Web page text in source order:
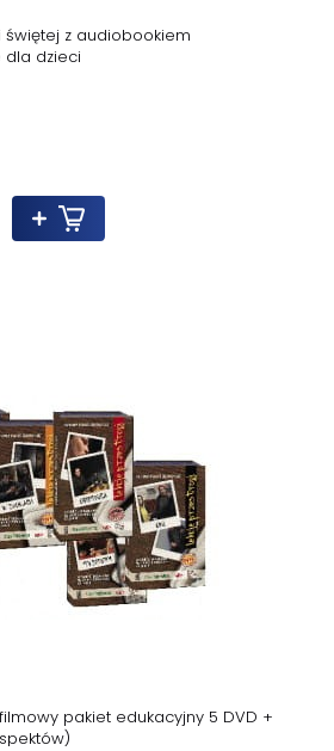
świętej z audiobookiem
dla dzieci
pakiet edukacyjny 5 DVD +